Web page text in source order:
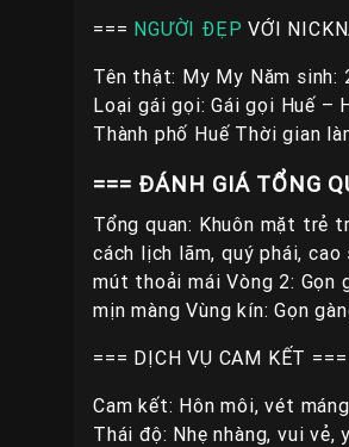
=== NGƯỜI ĐẸP VỚI
Tên thật: My My Năm
Loại gái gọi: Gái gọi Huế –
Thành phố Huế Thời gian
=== ĐÁNH GIÁ TỔNG
Tổng quan: Khuôn mặt trẻ
cách lịch lãm, quý phái,
mút thoải mái Vòng 2: Gọn
mịn màng Vùng kín: Gọn
=== DỊCH VỤ CAM KẾT ===
Cam kết: Hôn môi, vét
Thái độ: Nhẹ nhàng, vui